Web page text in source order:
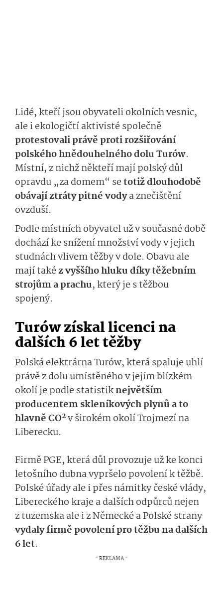
Lidé, kteří jsou obyvateli okolních vesnic,
ale i ekologičtí aktivisté společně
protestovali právě proti rozšiřování
polského hnědouhelného dolu Turów.
Místní, z nichž někteří mají polský důl
opravdu „za domem“ setotiž dlouhodobě
obávají ztráty pitné vodya znečištění
ovzduší.
Podle místních obyvatel už v současné době
dochází ke snížení množství vody v jejich
studnách vlivem těžby v dole. Obavu ale
mají takéz vyššího hluku díky těžebním
strojům a prachu, který je s těžbou
spojený.
Turów získal licenci na
dalších 6 let těžby
Polská elektrárna Turów, která spaluje uhlí
právě z dolu umístěného v jejím blízkém
okolí je podle statistiknejvětším
producentem skleníkových plynů a to
hlavně CO2v širokém okolí Trojmezí na
Liberecku.
Firmě PGE, která důl provozuje už ke konci
letošního dubna vypršelo povolení k těžbě.
Polské úřady ale i přes námitky české vlády,
Libereckého kraje a dalších odpůrců nejen
z tuzemska ale i z Německé a Polské strany
vydaly firmě povolení pro těžbu na dalších
6 let.